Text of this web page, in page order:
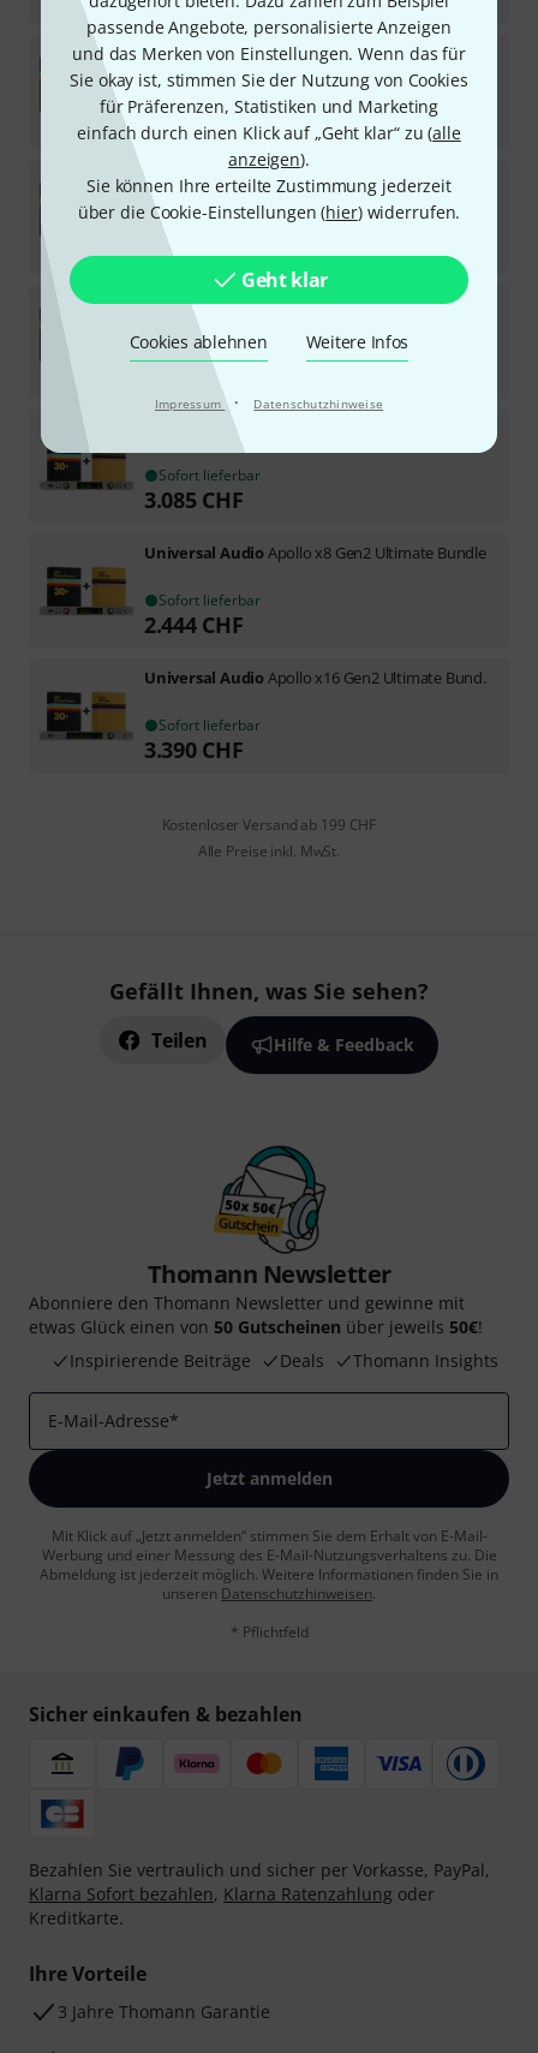
passende Angebote, personalisierte Anzeigen
und das Merken von Einstellungen. Wenn das für
Sie okay ist, stimmen Sie der Nutzung von Cookies
für Präferenzen, Statistiken und Marketing
einfach durch einen Klick auf „Geht klar“ zu (alle
anzeigen).
Sie können Ihre erteilte Zustimmung jederzeit
über die Cookie-Einstellungen (hier) widerrufen.
Geht klar
Cookies ablehnen Weitere Infos
Impressum · Datenschutzhinweise
Universal AudioApollo X4 Gen2 Native Pro Bund
Sofort lieferbar
1.799 CHF
Universal Audio Apollo X4 Gen2 Native Pro Bund
Sofort lieferbar
2.069CHF
Universal AudioApollo Twin X Quad G2 Native P
Sofort lieferbar
CHF
Universal Audio
Sofort lieferbar
3.085 CHF
Universal AudioApollo x8 Gen2 Ultimate Bundle
Sofort lieferbar
2.444 CHF
Universal AudioApollo x16 Gen2 Ultimate Bund.
Sofort lieferbar
3.390 CHF
Kostenloser Versand ab 199 CHF
Alle Preise inkl. MwSt.
Gefällt Ihnen, was Sie sehen?
Teilen Hilfe & Feedback
Thomann Newsletter
Abonniere den Thomann Newsletter und gewinne mit
etwas Glück einen von 50 Gutscheinen über jeweils 50€!
Inspirierende Beiträge
Deals Thomann Insights
E-Mail-Adresse*
Jetzt anmelden
Mit Klick auf „Jetzt anmelden“ stimmen Sie dem Erhalt von E-Mail-
Werbung und einer Messung des E-Mail-Nutzungsverhaltens zu. Die
Abmeldung ist jederzeit möglich. Weitere Informationen finden Sie in
unseren Datenschutzhinweisen.
* Pflichtfeld
Sicher einkaufen & bezahlen
Bezahlen Sie vertraulich und sicher per Vorkasse, PayPal,
Klarna Sofort bezahlen, Klarna Ratenzahlung oder
Kreditkarte.
Ihre Vorteile
3 Jahre Thomann Garantie